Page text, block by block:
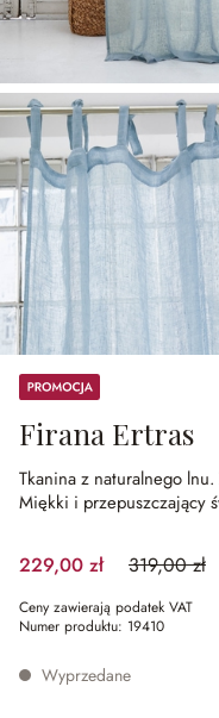
Promocja
Firana Ertras
Tkanina z naturalnego lnu.
Miękki i przepuszczający
229,00 zł 319,00 zł
Ceny zawierają podatek VAT
Numer produktu: 19410
Wyprzedane